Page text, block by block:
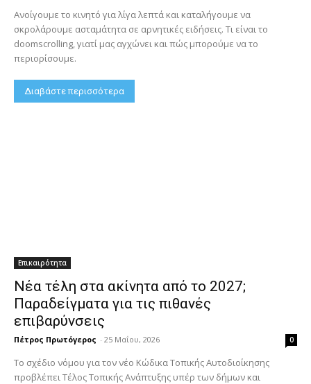
Ανοίγουμε το κινητό για λίγα λεπτά και καταλήγουμε να
σκρολάρουμε ασταμάτητα σε αρνητικές ειδήσεις. Τι είναι το
doomscrolling, γιατί μας αγχώνει και πώς μπορούμε να το
περιορίσουμε.
Διαβάστε περισσότερα
Επικαιρότητα
Νέα τέλη στα ακίνητα από το 2027;
Παραδείγματα για τις πιθανές
επιβαρύνσεις
Πέτρος Πρωτόγερος - 25 Μαΐου, 2026 0
Το σχέδιο νόμου για τον νέο Κώδικα Τοπικής Αυτοδιοίκησης
προβλέπει Τέλος Τοπικής Ανάπτυξης υπέρ των δήμων και